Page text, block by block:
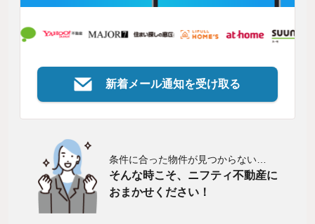
新着メール通知を受け取る
条件に合った物件が見つからない…
そんな時こそ、ニフティ不動産に
おまかせください！